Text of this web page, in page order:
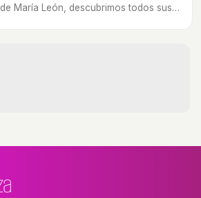
de María León, descubrimos todos sus